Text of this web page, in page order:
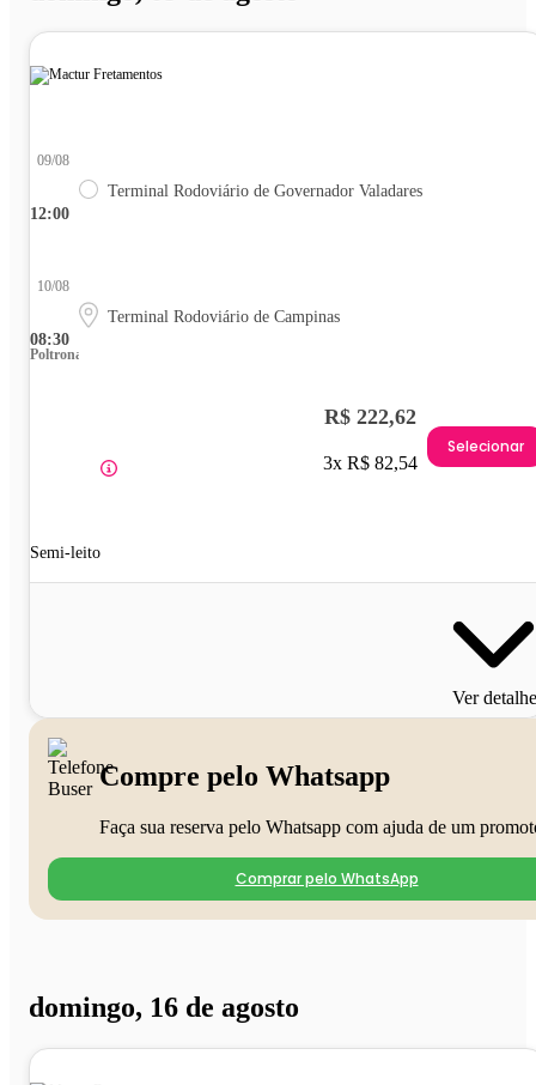
12:00
09/08
Terminal Rodoviário de Governador Valadares
08:30
10/08
Terminal Rodoviário de Campinas
Poltrona
Semi-leito
R$ 222,62
3x R$ 82,54
Selecionar
Ver
Compre pelo Whatsapp
Faça sua reserva pelo Whatsapp com ajuda de um
Comprar pelo WhatsApp
domingo, 16 de agosto